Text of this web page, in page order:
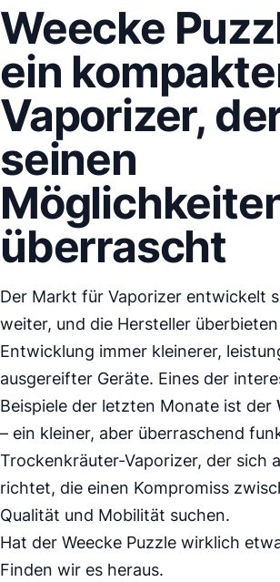
Weecke
ein
Vaporizer,
seinen
überrascht
Der Markt für Vaporizer entwickelt
weiter, und die Hersteller
Entwicklung immer kleinerer,
ausgereifter Geräte. Eines der
Beispiele der letzten Monate ist der
– ein kleiner, aber überraschend
Trockenkräuter-Vaporizer, der sich
richtet, die einen Kompromiss
Qualität und Mobilität suchen.
Hat der Weecke Puzzle wirklich
Finden wir es heraus.